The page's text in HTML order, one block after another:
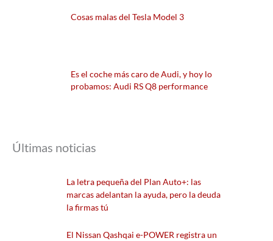
Cosas malas del Tesla Model 3
Es el coche más caro de Audi, y hoy lo
probamos: Audi RS Q8 performance
Últimas noticias
La letra pequeña del Plan Auto+: las
marcas adelantan la ayuda, pero la deuda
la firmas tú
El Nissan Qashqai e-POWER registra un